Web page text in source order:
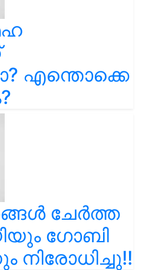
എന്തൊക്കെ
ചേർത്ത
ഗോബി